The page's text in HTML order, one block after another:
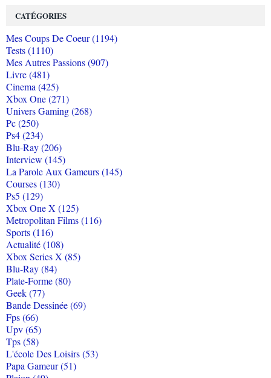
CATÉGORIES
Mes Coups De Coeur (1194)
Tests (1110)
Mes Autres Passions (907)
Livre (481)
Cinema (425)
Xbox One (271)
Univers Gaming (268)
Pc (250)
Ps4 (234)
Blu-Ray (206)
Interview (145)
La Parole Aux Gameurs (145)
Courses (130)
Ps5 (129)
Xbox One X (125)
Metropolitan Films (116)
Sports (116)
Actualité (108)
Xbox Series X (85)
Blu-Ray (84)
Plate-Forme (80)
Geek (77)
Bande Dessinée (69)
Fps (66)
Upv (65)
Tps (58)
L'école Des Loisirs (53)
Papa Gameur (51)